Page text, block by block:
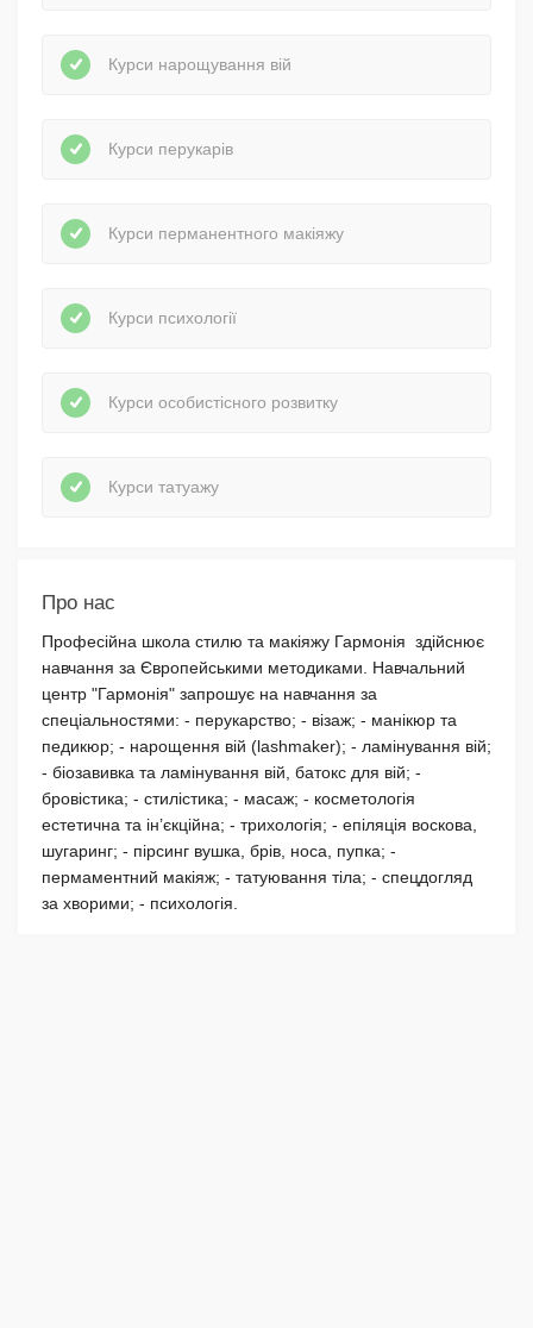
Курси нарощування вій
Курси перукарів
Курси перманентного макіяжу
Курси психології
Курси особистісного розвитку
Курси татуажу
Про нас
Професійна школа стилю та макіяжу Гармонія здійснює
навчання за Європейськими методиками. Навчальний
центр "Гармонія" запрошує на навчання за
спеціальностями: - перукарство; - візаж; - манікюр та
педикюр; - нарощення вій (lashmaker); - ламінування вій;
- біозавивка та ламінування вій, батокс для вій; -
бровістика; - стилістика; - масаж; - косметологія
естетична та ін’єкційна; - трихологія; - епіляція воскова,
шугаринг; - пірсинг вушка, брів, носа, пупка; -
пермаментний макіяж; - татуювання тіла; - спецдогляд
за хворими; - психологія.